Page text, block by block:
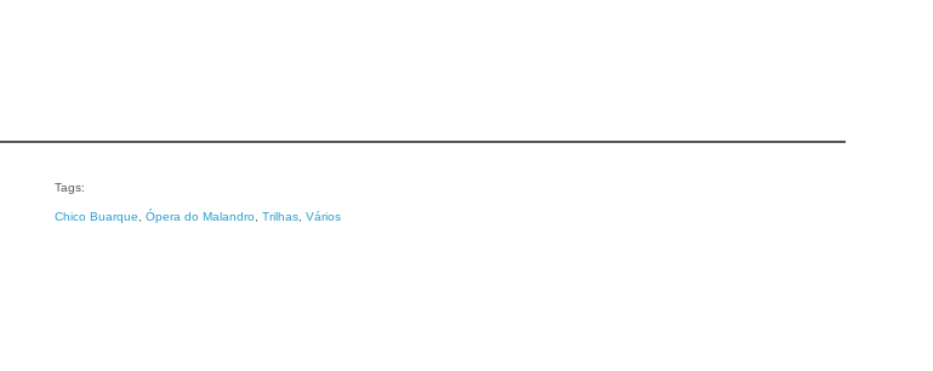
Tags:
Chico Buarque Ópera do Malandro Trilhas Vários